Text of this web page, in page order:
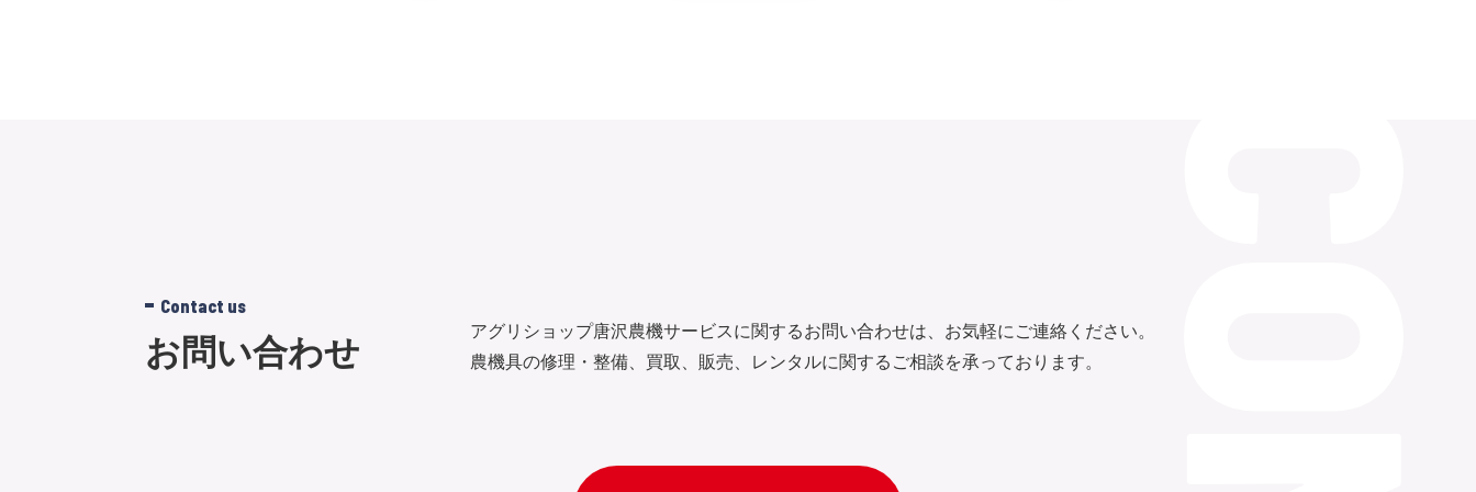
Contact us
お問い合わせ
アグリショップ唐沢農機サービスに関するお問い合わせは、お気軽にご連絡ください。
農機具の修理・整備、買取、販売、レンタルに関するご相談を承っております。